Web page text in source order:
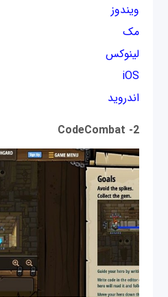
ویندوز
مک
لینوکس
iOS
اندروید
2- CodeCombat